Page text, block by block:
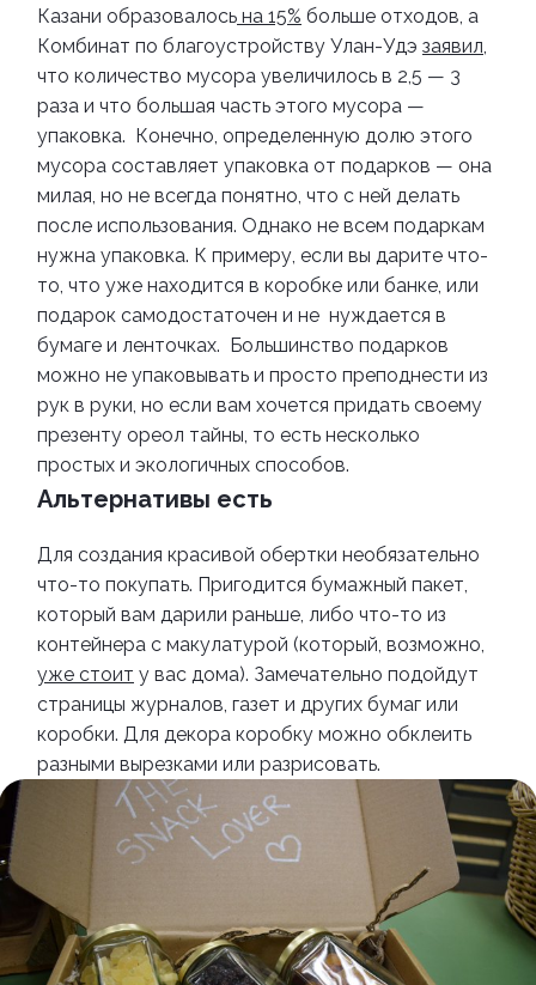
Казани образовалось на 15% больше отходов, а
Комбинат по благоустройству Улан-Удэ заявил,
что количество мусора увеличилось в 2,5 — 3
раза и что большая часть этого мусора —
упаковка.
Конечно, определенную долю этого
мусора составляет упаковка от подарков — она
милая, но не всегда понятно, что с ней делать
после использования. Однако не всем подаркам
нужна упаковка. К примеру, если вы дарите что-
то, что уже находится в коробке или банке, или
подарок самодостаточен и не нуждается в
бумаге и ленточках.
Большинство подарков
можно не упаковывать и просто преподнести из
рук в руки, но если вам хочется придать своему
презенту ореол тайны, то есть несколько
простых и экологичных способов.
Альтернативы есть
Для создания красивой обертки необязательно
что-то покупать. Пригодится бумажный пакет,
который вам дарили раньше, либо что-то из
контейнера с макулатурой (который, возможно,
уже стоит у вас дома). Замечательно подойдут
страницы журналов, газет и других бумаг или
коробки. Для декора коробку можно обклеить
разными вырезками или разрисовать.